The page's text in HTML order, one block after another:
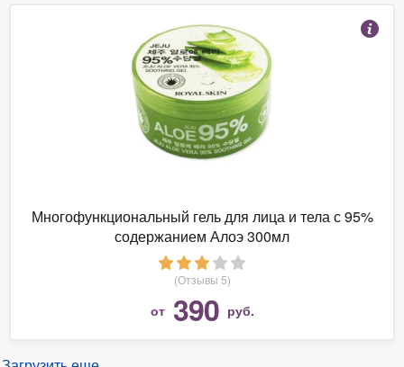
Многофункциональный гель для лица и тела с 95%
содержанием Алоэ 300мл
(Отзывы 5)
от 390 руб.